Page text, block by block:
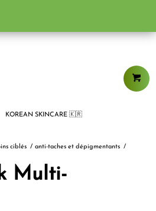
KOREAN SKINCARE 🇰🇷
ciblés / anti-taches et dépigmentants /
Multi-